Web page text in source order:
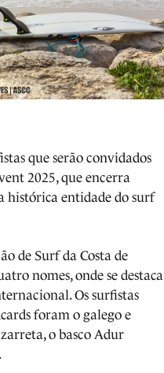
que serão convidados
2025, que encerra
histórica entidade do surf
de Surf da Costa de
nomes, onde se destaca
Os surfistas
foram o galego e
o basco Adur